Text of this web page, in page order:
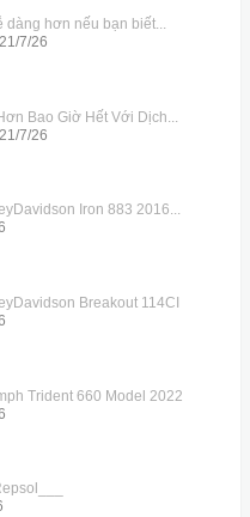
dàng hơn nếu bạn biết...
21/7/26
Bao Giờ Hết Với Dịch...
21/7/26
Iron 883 2016...
Breakout 114CI
Trident 660 Model 2022